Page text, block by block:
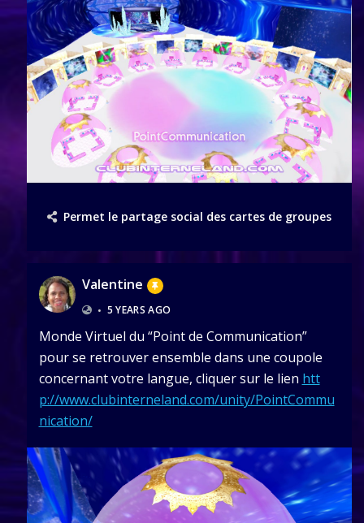
Permet le partage social des cartes de groupes
Valentine
• 5 YEARS AGO
Monde Virtuel du “Point de Communication”
pour se retrouver ensemble dans une coupole
concernant votre langue, cliquer sur le lien htt
p://www.clubinterneland.com/unity/PointCommu
nication/